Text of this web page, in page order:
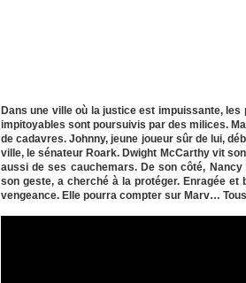
Dans une ville où la justice est impuissante,
impitoyables sont poursuivis par des milices.
de cadavres. Johnny, jeune joueur sûr de lui,
ville, le sénateur Roark. Dwight McCarthy vit
aussi de ses cauchemars. De son côté,
son geste, a cherché à la protéger. Enragée
vengeance. Elle pourra compter sur Marv…